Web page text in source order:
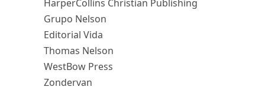
HarperCollins Christian Publishing
Grupo Nelson
Editorial Vida
Thomas Nelson
WestBow Press
Zondervan